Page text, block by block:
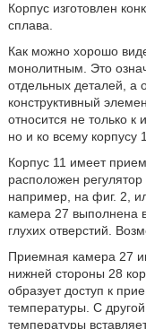
Корпус изготовлен
сплава.
Как можно хорошо
монолитным. Это
отдельных деталей, а
конструктивный
относится не только к
но и ко всему корпусу
Корпус 11 имеет
расположен
например, на фиг. 2,
камера 27 выполнена
глухих отверстий.
Приемная камера 27
нижней стороны 28
образует доступ к
температуры. С
температуры